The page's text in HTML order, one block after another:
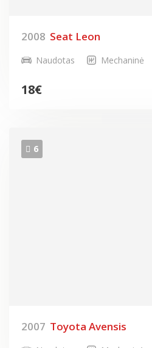
2008 Seat Leon
Naudotas Mechaninė
18€
6
2007 Toyota Avensis